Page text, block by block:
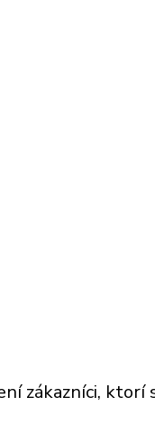
zákazníci, ktorí